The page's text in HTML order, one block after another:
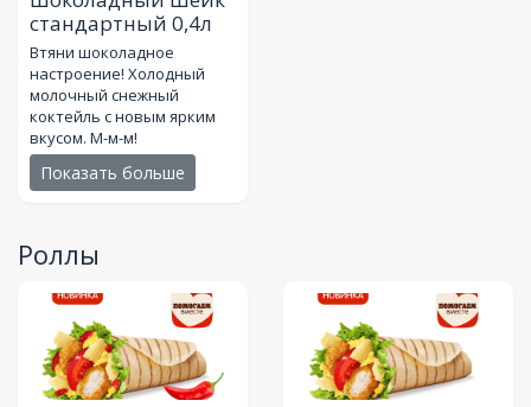
стандартный 0,4л
Втяни шоколадное
настроение! Холодный
молочный снежный
коктейль с новым ярким
вкусом. М-м-м!
Показать больше
Роллы